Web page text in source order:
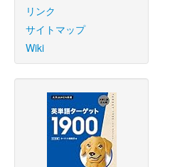
リンク
サイトマップ
Wiki